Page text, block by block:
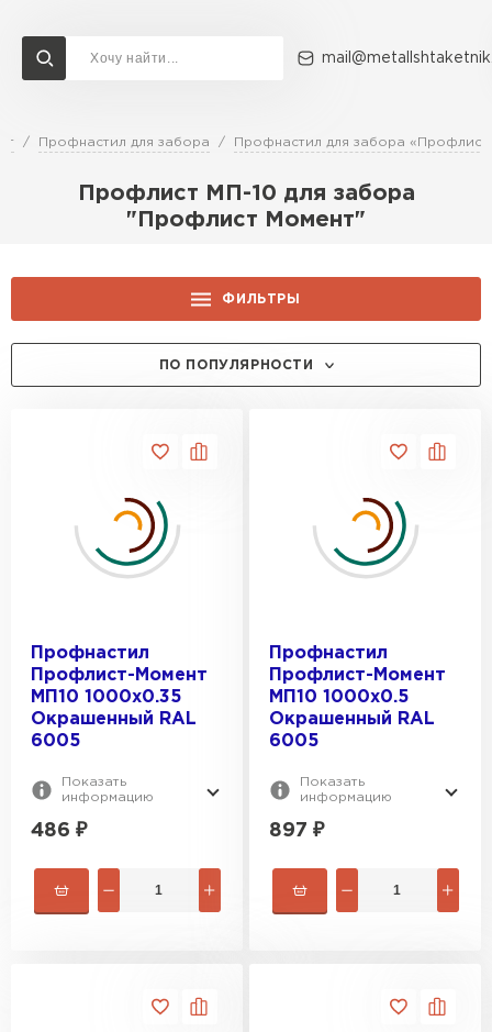
Профнастил для забора Профнастил для забора «Профлист
Профлист МП-10 для забора
"Профлист Момент"
ФИЛЬТРЫ
RAL 1018
RAL 3011
RAL 5005
ТОЛЩИНА, ММ:
0.4
0.7
0.35
Цинк
ПО ПОПУЛЯРНОСТИ
Профнастил
Профлист-Момент
МП10 1000х0.35
Окрашенный RAL
6005
Показать
информацию
486 ₽
Профнастил
Профлист-Момент
МП10 1000х0.5
Окрашенный RAL
6005
Показать
информацию
897 ₽
Доставка и оплата Акции О компании Контакты
Перейти в каталог